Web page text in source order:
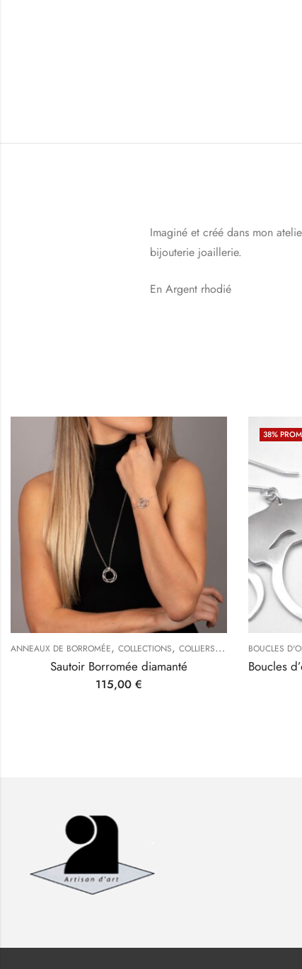
Imaginé et créé dans mon
bijouterie joaillerie.
En Argent rhodié
ANNEAUX DE BORROMÉE, COLLECTIONS, COLLIERS & SAUTOIRS ORIGINAUX
Sautoir Borromée diamanté
115,00 €
38%
BOUCLES